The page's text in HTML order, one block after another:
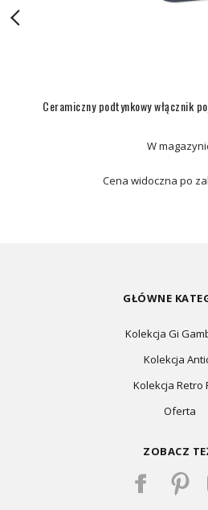
Ceramiczny podtynkowy włącznik
W
Cena widoczna po
GŁÓWNE
Kolekcja Gi
Kolekcja
Kolekcja Retro
Oferta
ZOBACZ